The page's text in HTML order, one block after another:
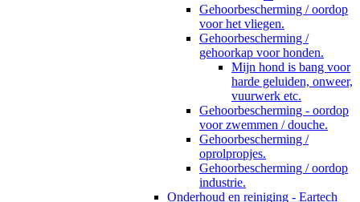
Gehoorbescherming / oordop
voor het vliegen.
Gehoorbescherming /
gehoorkap voor honden.
Mijn hond is bang voor
harde geluiden, onweer,
vuurwerk etc.
Gehoorbescherming - oordop
voor zwemmen / douche.
Gehoorbescherming /
oprolpropjes.
Gehoorbescherming / oordop
industrie.
Onderhoud en reiniging - Eartech